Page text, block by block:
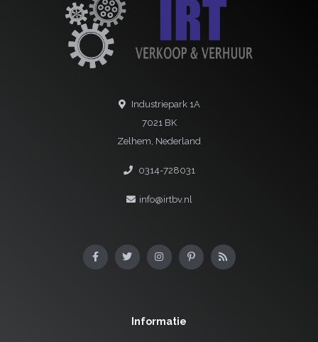
Industriepark 1A
7021 BK
Zelhem, Nederland
0314-728031
info@irtbv.nl
Informatie